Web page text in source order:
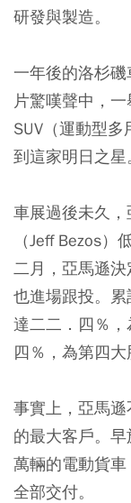
研發與製造。
一年後的洛杉
片驚嘆聲中，
SUV（運動型
到這家明日之星
車展過後未久
（Jeff Bezos
二月，亞馬遜
也進場跟投。累
達二二．四％，
四％，為第四大
事實上，亞馬
的最大客戶。
萬輛的電動貨
全部交付。